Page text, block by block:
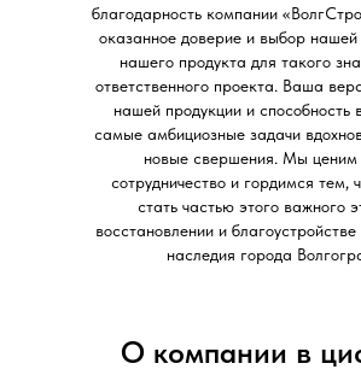
благодарность компании
оказанное доверие и выбор
нашего продукта для такого
ответственного проекта. Ваша
нашей продукции и способность
самые амбициозные задачи
новые свершения. Мы
сотрудничество и гордимся тем,
стать частью этого важного
восстановлении и благоустройстве
наследия города
О компании в